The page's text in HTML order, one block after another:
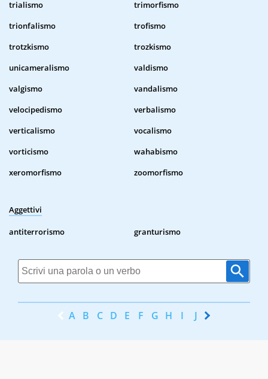
trialismo
trimorfismo
trionfalismo
trofismo
trotzkismo
trozkismo
unicameralismo
valdismo
valgismo
vandalismo
velocipedismo
verbalismo
verticalismo
vocalismo
vorticismo
wahabismo
xeromorfismo
zoomorfismo
Aggettivi
antiterrorismo granturismo
A B C D E F G H I J K